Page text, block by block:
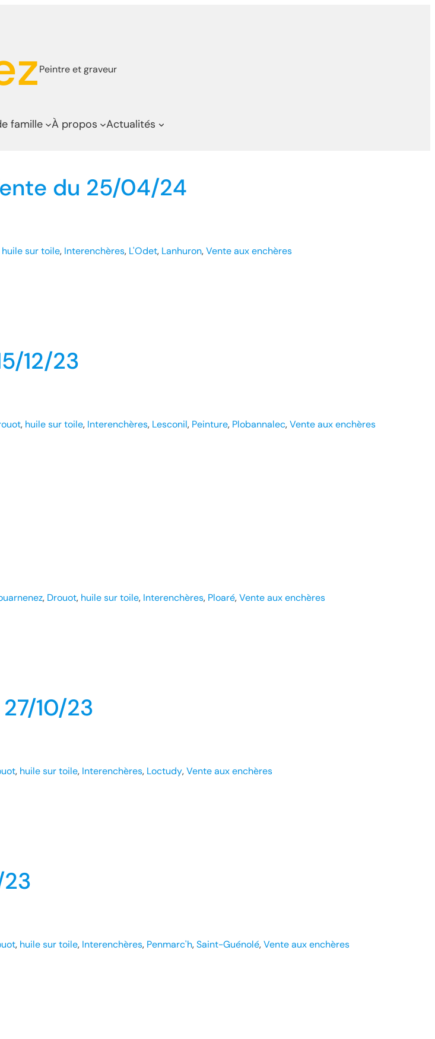
Peintre et graveur
famille À propos Actualités
du 25/04/24
huile sur toile, Interenchères, L'Odet, Lanhuron, Vente aux enchères
12/23
, huile sur toile, Interenchères, Lesconil, Peinture, Plobannalec, Vente aux enchères
, Drouot, huile sur toile, Interenchères, Ploaré, Vente aux enchères
10/23
, huile sur toile, Interenchères, Loctudy, Vente aux enchères
, huile sur toile, Interenchères, Penmarc'h, Saint-Guénolé, Vente aux enchères